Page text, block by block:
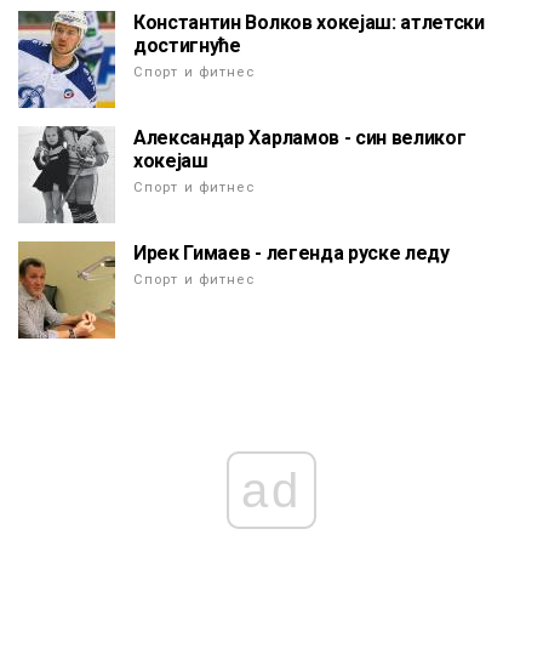
Константин Волков хокејаш: атлетски
достигнуће
Спорт и фитнес
Александар Харламов - син великог
хокејаш
Спорт и фитнес
Ирек Гимаев - легенда руске леду
Спорт и фитнес
ad